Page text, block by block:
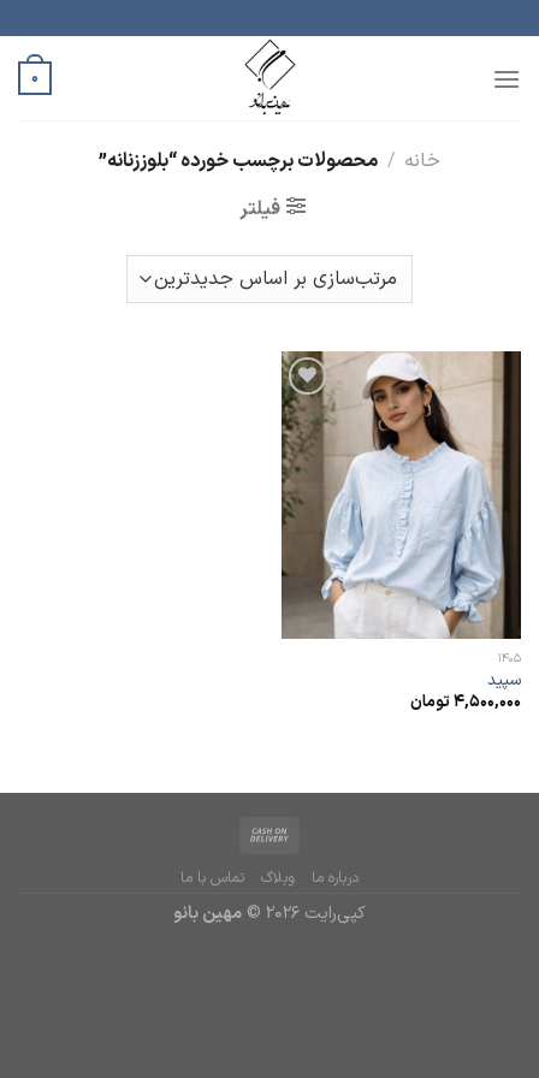
به
محتوا
0
خانه / محصولات برچسب خورده “بلوززنانه”
فیلتر
افزودن
به
علاقه
مندی
1405
سپید
4,500,000تومان
درباره ما وبلاگ تماس با ما
کپی‌رایت 2026 © مهین بانو